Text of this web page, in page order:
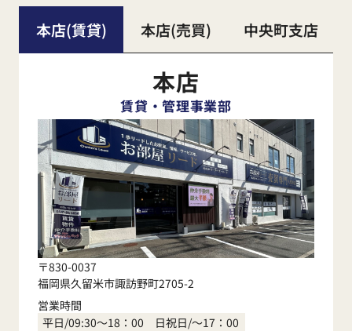
本店(賃貸) 本店(売買) 中央町支店
本店
賃貸・管理事業部
〒830-0037
福岡県久留米市諏訪野町2705-2
営業時間
平日/09:30～18：00 日祝日/～17：00